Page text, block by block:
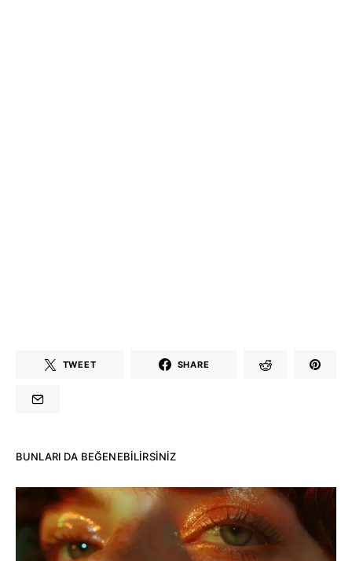
TWEET SHARE
BUNLARI DA BEĞENEBILIRSINIZ